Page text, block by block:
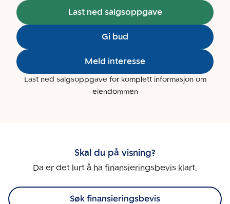
Last ned salgsoppgave
Gi bud
Meld interesse
Last ned salgsoppgave for komplett informasjon om
eiendommen
Skal du på visning?
Da er det lurt å ha finansieringsbevis klart.
Søk finansieringsbevis